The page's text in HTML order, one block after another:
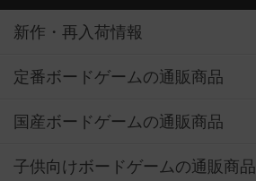
新作・再入荷情報
定番ボードゲームの通販商品
国産ボードゲームの通販商品
子供向けボードゲームの通販商品